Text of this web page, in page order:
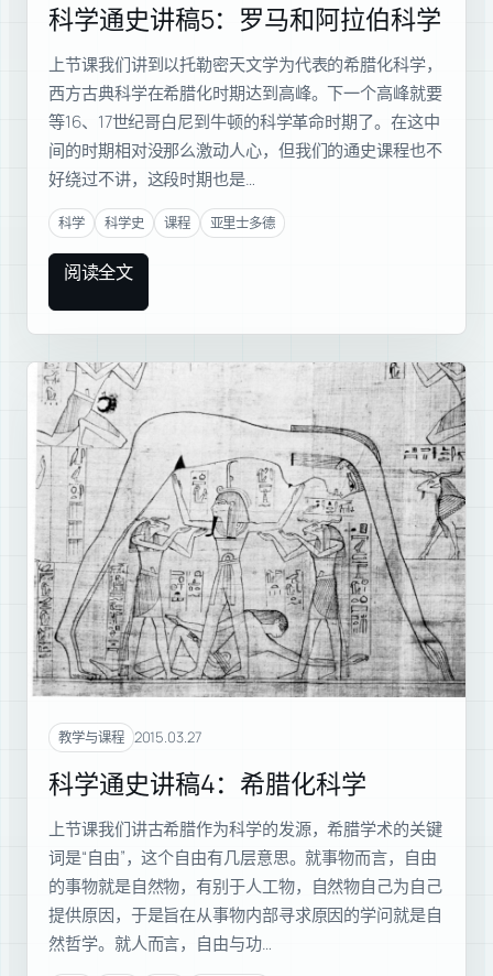
科学通史讲稿5：罗马和阿拉伯科学
上节课我们讲到以托勒密天文学为代表的希腊化科学，
西方古典科学在希腊化时期达到高峰。下一个高峰就要
等16、17世纪哥白尼到牛顿的科学革命时期了。在这中
间的时期相对没那么激动人心，但我们的通史课程也不
好绕过不讲，这段时期也是…
科学 科学史 课程 亚里士多德
阅读全文
教学与课程 2015.03.27
科学通史讲稿4：希腊化科学
上节课我们讲古希腊作为科学的发源，希腊学术的关键
词是“自由”，这个自由有几层意思。就事物而言，自由
的事物就是自然物，有别于人工物，自然物自己为自己
提供原因，于是旨在从事物内部寻求原因的学问就是自
然哲学。就人而言，自由与功…